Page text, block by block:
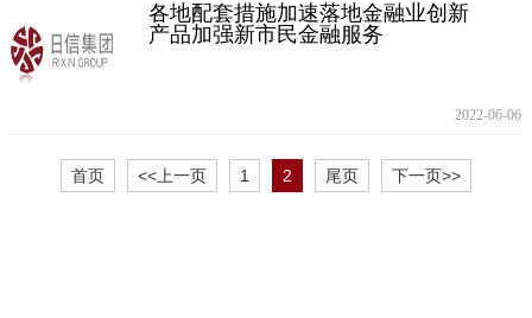
各地配套措施加速落地金融业创新
产品加强新市民金融服务
2022-06-06
首页 <<上一页 1 2 尾页 下一页>>